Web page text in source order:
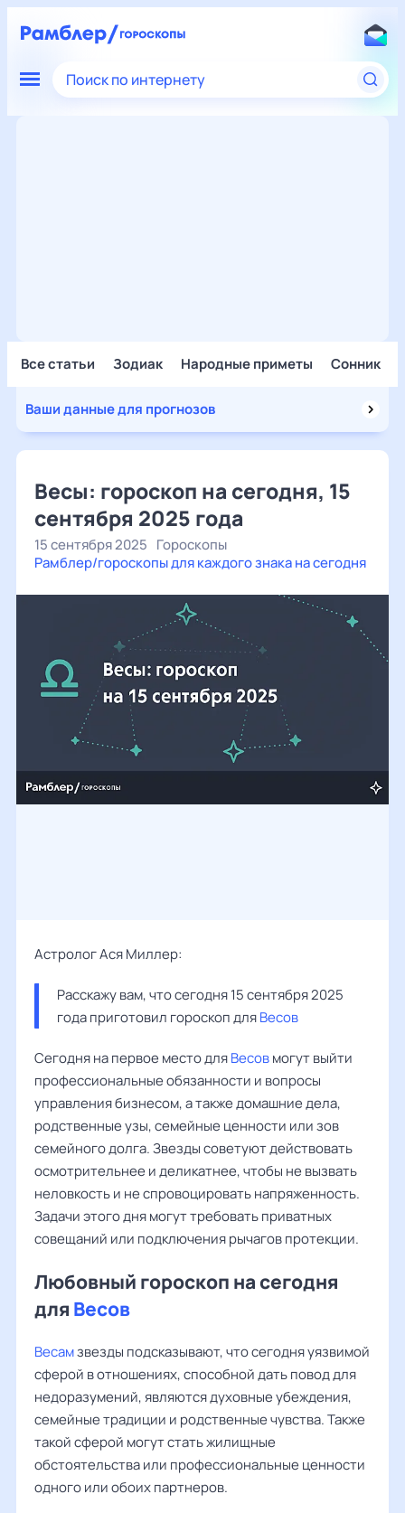
Поиск по интернету
Все статьи Зодиак Народные приметы Сонник
Ваши данные для прогнозов
Весы: гороскоп на сегодня, 15
сентября 2025 года
15 сентября 2025 Гороскопы
Рамблер/гороскопы для каждого знака на сегодня
Астролог Ася Миллер:
Расскажу вам, что сегодня 15 сентября 2025
года приготовил гороскоп для Весов
Сегодня на первое место дляВесовмогут выйти
профессиональные обязанности и вопросы
управления бизнесом, а также домашние дела,
родственные узы, семейные ценности или зов
семейного долга. Звезды советуют действовать
осмотрительнее и деликатнее, чтобы не вызвать
неловкость и не спровоцировать напряженность.
Задачи этого дня могут требовать приватных
совещаний или подключения рычагов протекции.
Любовный гороскоп на сегодня
для Весов
Весамзвезды подсказывают, что сегодня уязвимой
сферой в отношениях, способной дать повод для
недоразумений, являются духовные убеждения,
семейные традиции и родственные чувства. Также
такой сферой могут стать жилищные
обстоятельства или профессиональные ценности
одного или обоих партнеров.